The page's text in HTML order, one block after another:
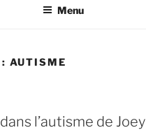
Menu
AUTISME
l’autisme de Joey